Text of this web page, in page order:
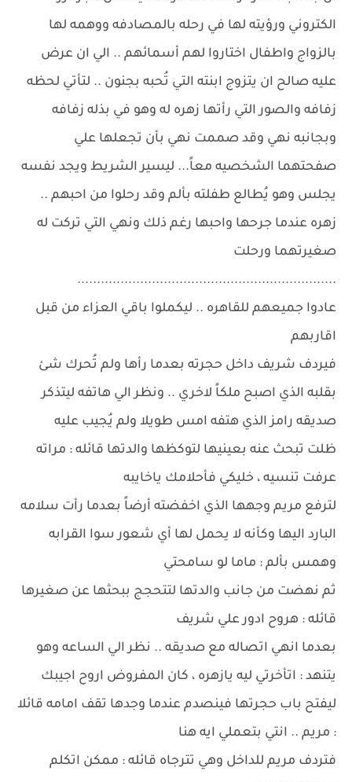
الكتروني ورؤيته لها في رحله بالمصادفه ووهمه لها
بالزواج واطفال اختاروا لهم أسمائهم .. الي ان عرض
عليه صالح ان يتزوج ابنته التي تُحبه بجنون .. لتأتي لحظه
زفافه والصور التي رأتها زهره له وهو في بذله زفافه
وبجانبه نهي وقد صممت نهي بأن تجعلها علي
صفحتهما الشخصيه معاً... ليسير الشريط ويجد نفسه
يجلس وهو يُطالع طفلته بألم وقد رحلوا من احبهم ..
زهره عندما جرحها واحبها رغم ذلك ونهي التي تركت له
صغيرتهما ورحلت
..................................................................
عادوا جميعهم للقاهره .. ليكملوا باقي العزاء من قبل
اقاربهم
فيردف شريف داخل حجرته بعدما رأها ولم تُحرك شئ
بقلبه الذي اصبح ملكاً لاخري .. ونظر الي هاتفه ليتذكر
صديقه رامز الذي هتفه امس طويلا ولم يُجيب عليه
ظلت تبحث عنه بعينيها لتوكظها والدتها قائله : مراته
عرفت تنسيه ، خليكي فأحلامك ياخايبه
لترفع مريم وجهها الذي اخفضته أرضاً بعدما رأت سلامه
البارد اليها وكأنه لا يحمل لها أي شعور سوا القرابه
وهمس بألم : ماما لو سامحتي
ثم نهضت من جانب والدتها لتتحجج ببحثها عن صغيرها
قائله : هروح ادور علي شريف
بعدما انهي اتصاله مع صديقه .. نظر الي الساعه وهو
يتنهد : اتأخرتي ليه يازهره ، كان المفروض اروح اجيبك
ليفتح باب حجرتها فينصدم عندما وجدها تقف امامه قائلا
: مريم .. انتي بتعملي ايه هنا
فتردف مريم للداخل وهي تترجاه قائله : ممكن اتكلم